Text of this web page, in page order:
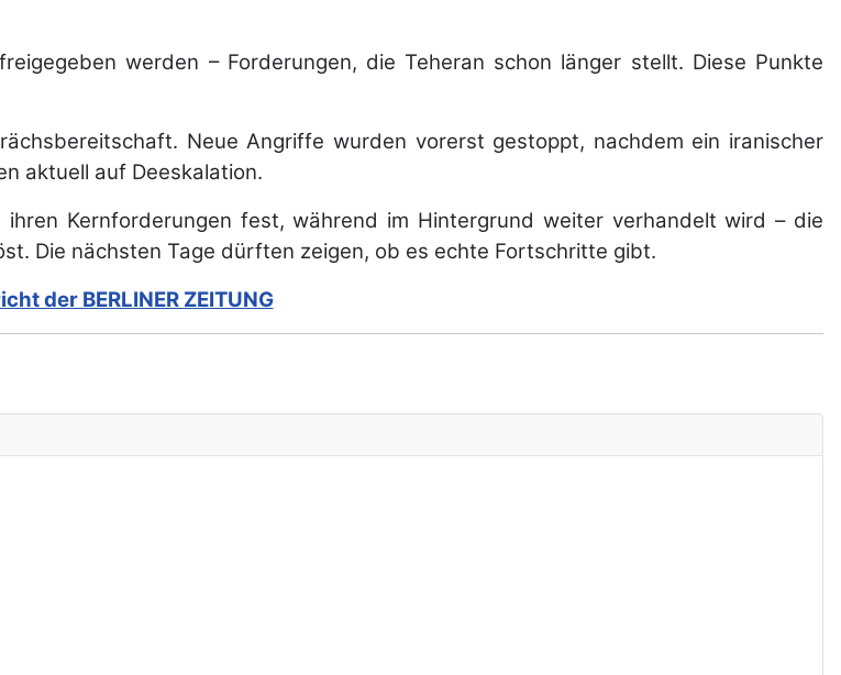
werden – Forderungen, die Teheran schon länger stellt. Diese Punkte
Neue Angriffe wurden vorerst gestoppt, nachdem ein iranischer
aktuell auf Deeskalation.
Kernforderungen fest, während im Hintergrund weiter verhandelt wird – die
Die nächsten Tage dürften zeigen, ob es echte Fortschritte gibt.
der BERLINER ZEITUNG